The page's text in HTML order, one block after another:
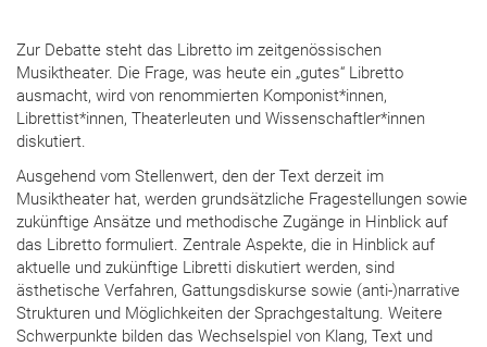
Zur Debatte steht das Libretto im zeitgenössischen
Musiktheater. Die Frage, was heute ein „gutes“ Libretto
ausmacht, wird von renommierten Komponist*innen,
Librettist*innen, Theaterleuten und Wissenschaftler*innen
diskutiert.
Ausgehend vom Stellenwert, den der Text derzeit im
Musiktheater hat, werden grundsätzliche Fragestellungen sowie
zukünftige Ansätze und methodische Zugänge in Hinblick auf
das Libretto formuliert. Zentrale Aspekte, die in Hinblick auf
aktuelle und zukünftige Libretti diskutiert werden, sind
ästhetische Verfahren, Gattungsdiskurse sowie (anti-)narrative
Strukturen und Möglichkeiten der Sprachgestaltung. Weitere
Schwerpunkte bilden das Wechselspiel von Klang, Text und